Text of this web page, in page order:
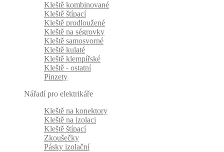
Kleště kombinované
Kleště štípací
Kleště prodloužené
Kleště na ségrovky
Kleště samosvorné
Kleště kulaté
Kleště klempířské
Kleště - ostatní
Pinzety
Nářadí pro elektrikáře
Kleště na konektory
Kleště na izolaci
Kleště štípací
Zkoušečky
Pásky izolační